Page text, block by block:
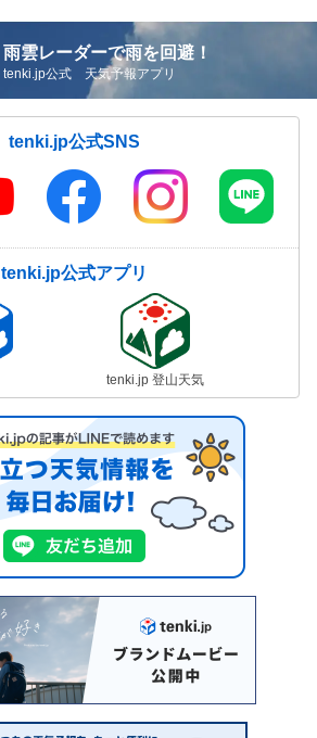
雨雲レーダーで雨を回避！
tenki.jp公式 天気予報アプリ
tenki.jp公式SNS
tenki.jp公式アプリ
tenki.jp 登山天気